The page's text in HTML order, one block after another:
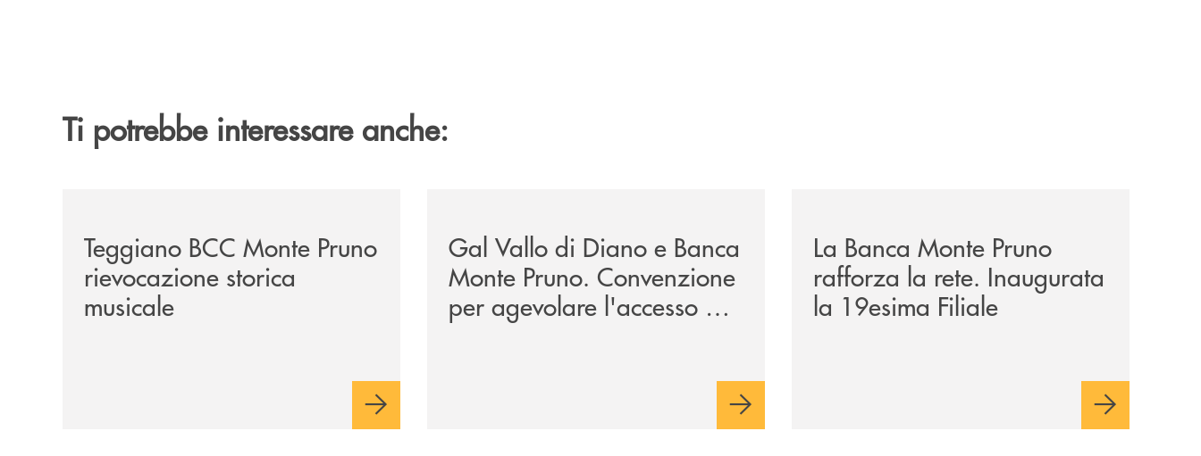
Ti potrebbe interessare anche:
Teggiano BCC Monte Pruno
rievocazione storica
musicale
Gal Vallo di Diano e Banca
Monte Pruno. Convenzione
per agevolare l'accesso al
credito
La Banca Monte Pruno
rafforza la rete. Inaugurata
la 19esima Filiale